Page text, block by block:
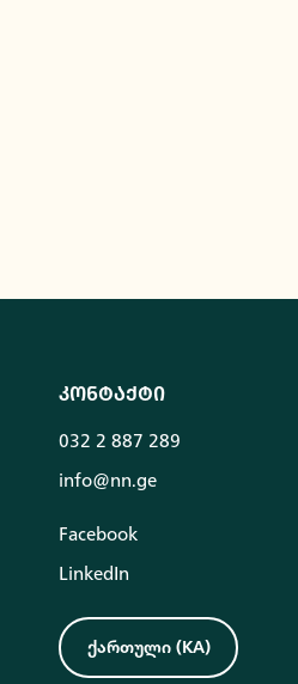
კონტაქტი
032 2 887 289
info@nn.ge
Facebook
LinkedIn
ქართული (KA)